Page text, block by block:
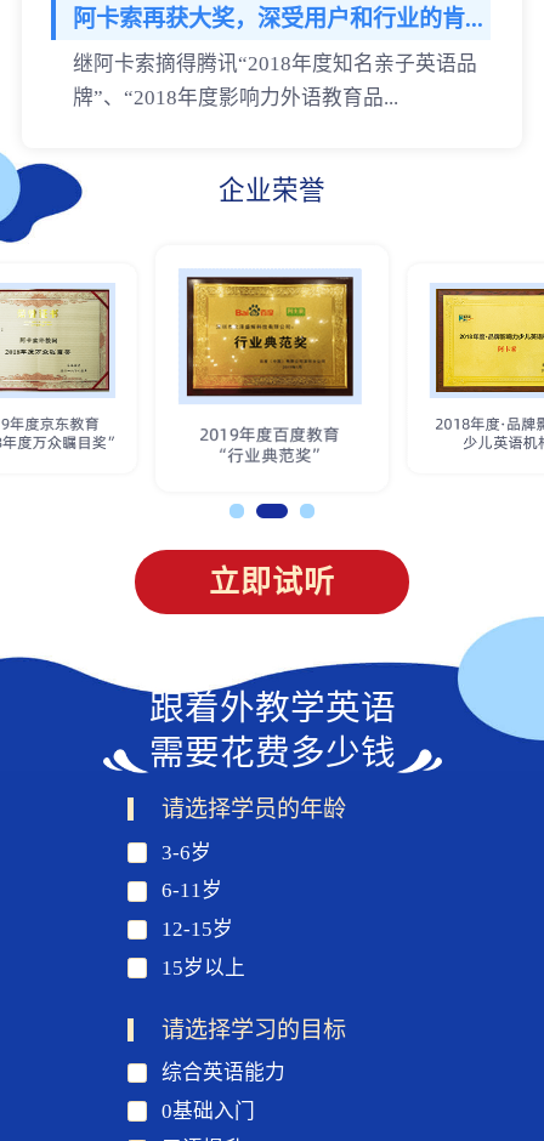
阿卡索再获大奖，深受用户和行业的肯...
继阿卡索摘得腾讯“2018年度知名亲子英语品
牌”、“2018年度影响力外语教育品...
企业荣誉
立即试听
跟着外教学英语
需要花费多少钱
请选择学员的年龄
3-6岁
6-11岁
12-15岁
15岁以上
请选择学习的目标
综合英语能力
0基础入门